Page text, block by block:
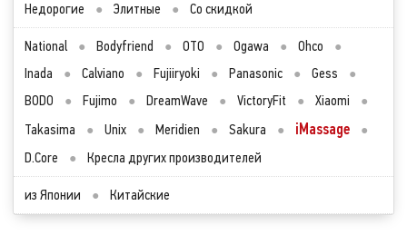
Недорогие ● Элитные ● Со скидкой
National ● Bodyfriend ● OTO ● Ogawa ● Ohco
●
Inada
● Calviano ● Fujiiryoki ● Panasonic ● Gess
●
BODO
● Fujimo ● DreamWave ● VictoryFit ● Xiaomi
●
Takasima
● Unix ● Meridien ● Sakura ● iMassage
●
D.Core
● Кресла других производителей
из Японии ● Китайские